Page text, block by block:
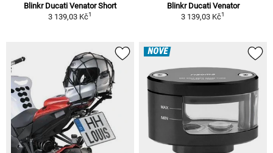
Blinkr Ducati Venator Short
3 139,03 Kč1
Blinkr Ducati Venator
3 139,03 Kč1
NOVÉ